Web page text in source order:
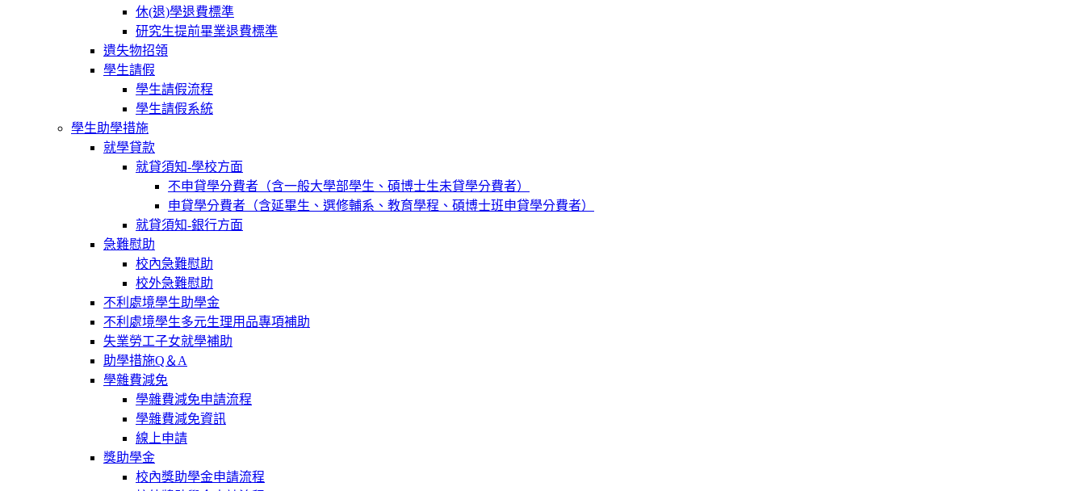
休(退)學退費標準
研究生提前畢業退費標準
遺失物招領
學生請假
學生請假流程
學生請假系統
學生助學措施
就學貸款
就貸須知-學校方面
不申貸學分費者（含一般大學部學生、碩博士生未貸學分費者）
申貸學分費者（含延畢生、選修輔系、教育學程、碩博士班申貸學分費者）
就貸須知-銀行方面
急難慰助
校內急難慰助
校外急難慰助
不利處境學生助學金
不利處境學生多元生理用品專項補助
失業勞工子女就學補助
助學措施Q＆A
學雜費減免
學雜費減免申請流程
學雜費減免資訊
線上申請
獎助學金
校內獎助學金申請流程